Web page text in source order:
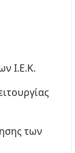
Ι.Ε.Κ.
των